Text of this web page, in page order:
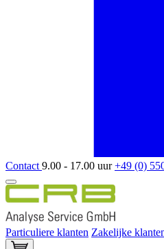
Contact 9.00 - 17.00 uur+49 (0)
Particuliere klanten Zakelijke